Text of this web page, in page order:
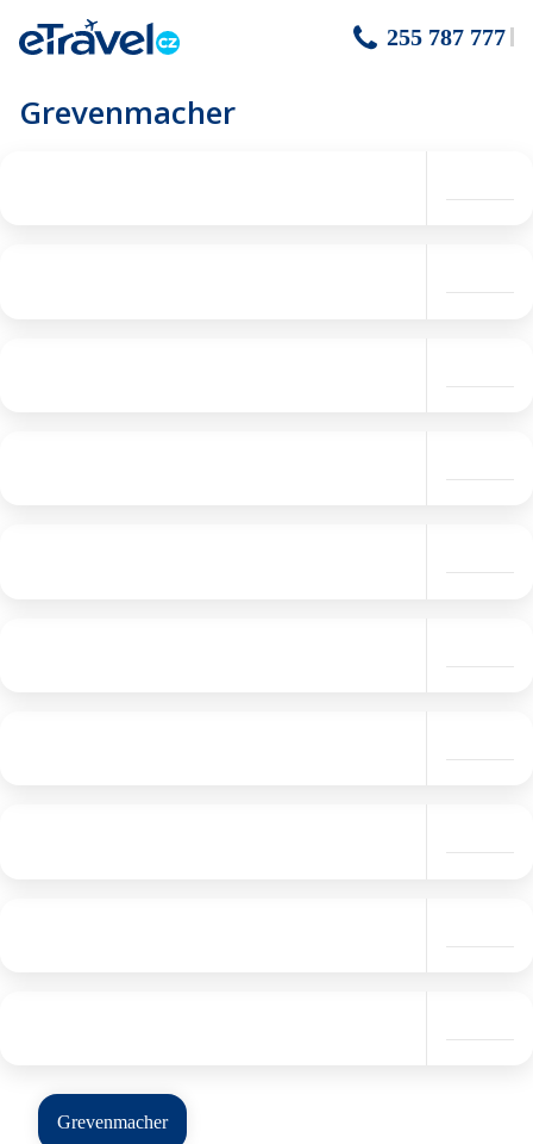
255 787 777
Grevenmacher
Grevenmacher